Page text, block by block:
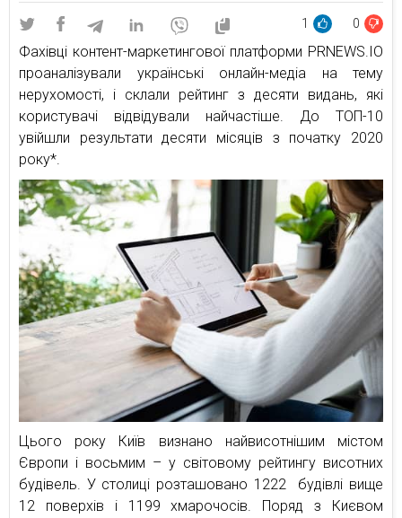
1 0
Фахівці контент-маркетингової платформи PRNEWS.IO
проаналізували українські онлайн-медіа на тему
нерухомості, і склали рейтинг з десяти видань, які
користувачі відвідували найчастіше. До ТОП-10
увійшли результати десяти місяців з початку 2020
року*.
Цього року Київ визнано найвисотнішим містом
Європи і восьмим – у світовому рейтингу висотних
будівель. У столиці розташовано 1222 будівлі вище
12 поверхів і 1199 хмарочосів. Поряд з Києвом